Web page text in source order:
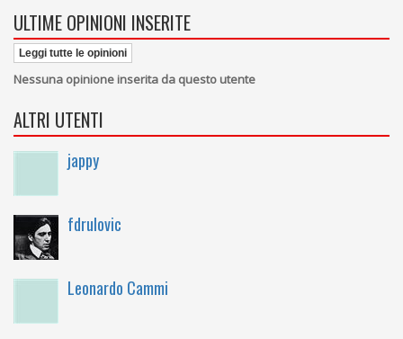
ULTIME OPINIONI INSERITE
Leggi tutte le opinioni
Nessuna opinione inserita da questo utente
ALTRI UTENTI
jappy
fdrulovic
Leonardo Cammi